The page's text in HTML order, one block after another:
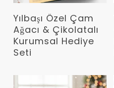
Devamını Oku
Yılbaşı Özel Çam
Ağacı & Çikolatalı
Kurumsal Hediye
Seti